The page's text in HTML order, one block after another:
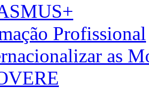
Profissional
as